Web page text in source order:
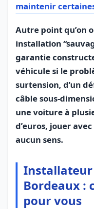
maintenir
Autre point qu’on
installation
garantie
véhicule si le
surtension, d’un
câble sous-
une voiture à
d’euros, jouer
aucun sens.
Installateur
Bordeaux :
pour vous